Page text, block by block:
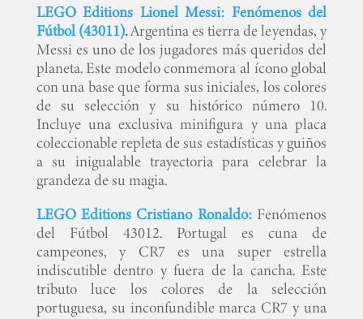
LEGO Editions Lionel Messi: Fenómenos del
Fútbol (43011).Argentina es tierra de leyendas, y
Messi es uno de los jugadores más queridos del
planeta. Este modelo conmemora al ícono global
con una base que forma sus iniciales, los colores
de su selección y su histórico número 10.
Incluye una exclusiva minifigura y una placa
coleccionable repleta de sus estadísticas y guiños
a su inigualable trayectoria para celebrar la
grandeza de su magia.
LEGO Editions Cristiano Ronaldo: Fenómenos
del Fútbol 43012. Portugal es cuna de
campeones, y CR7 es una super estrella
indiscutible dentro y fuera de la cancha. Este
tributo luce los colores de la selección
portuguesa, su inconfundible marca CR7 y una